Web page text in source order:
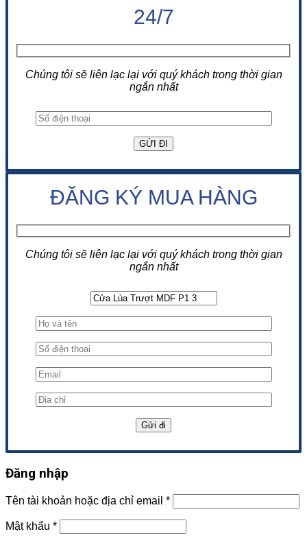
24/7
Chúng tôi sẽ liên lạc lại với quý khách trong thời gian
ngắn nhất
ĐĂNG KÝ MUA HÀNG
Chúng tôi sẽ liên lạc lại với quý khách trong thời gian
ngắn nhất
Đăng nhập
Tên tài khoản hoặc địa chỉ email *
Mật khẩu *